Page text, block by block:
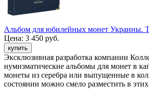
Альбом для юбилейных монет Украины.
Цена: 3 450 руб.
Эксклюзивная разработка компании
нумизматические альбомы для монет в
монеты из серебра или выпущенные в
состоянии можно смело разместить в